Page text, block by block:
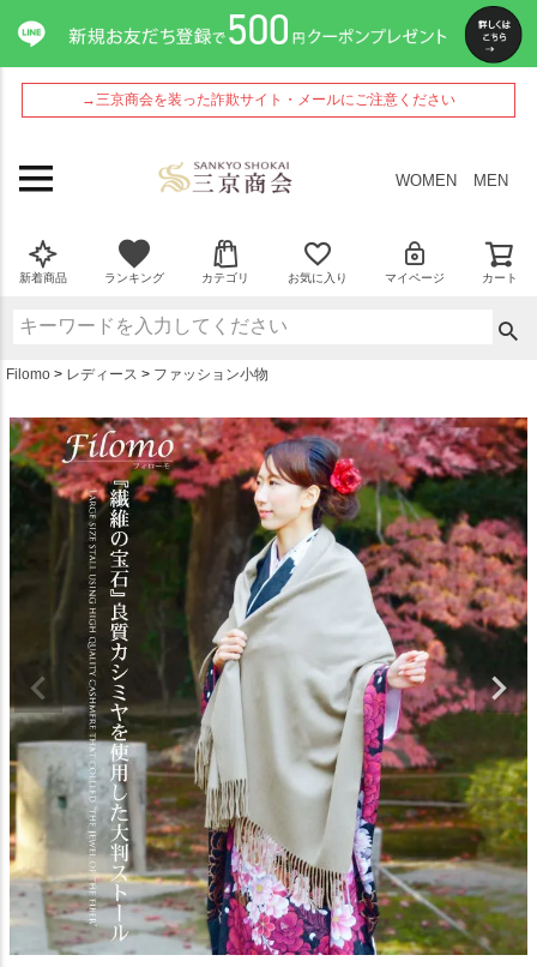
→三京商会を装った詐欺サイト・メールにご注意ください
WOMEN MEN
新着商品 ランキング カテゴリ お気に入り マイページ カート
Filomo レディース ファッション小物
ペー
ジト
ップ
へ